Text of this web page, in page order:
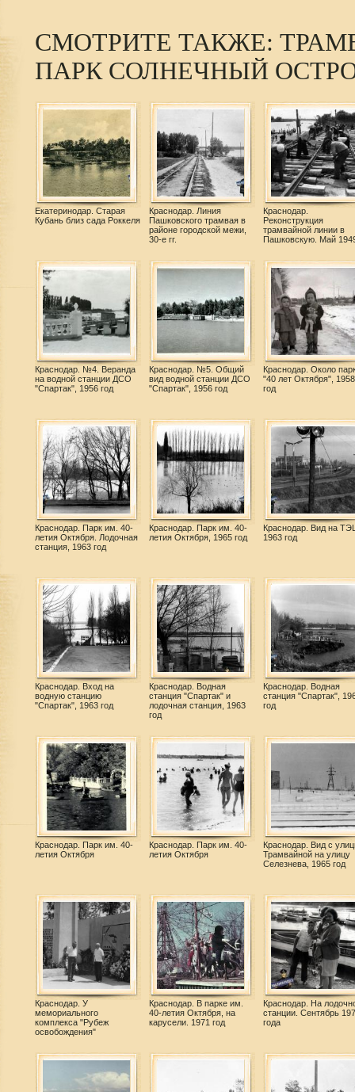
СМОТРИТЕ ТАКЖЕ:
ПАРК СОЛНЕЧНЫЙ
Екатеринодар. Старая
Кубань близ сада Роккеля
Краснодар. Линия
Пашковского трамвая в
районе городской межи,
30-е гг.
Краснодар.
Реконструкция
трамвайной линии в
Пашковскую. Май
Краснодар. №4. Веранда
на водной станции ДСО
"Спартак", 1956 год
Краснодар. №5. Общий
вид водной станции ДСО
"Спартак", 1956 год
Краснодар. Около
"40 лет Октября", 1958
год
Краснодар. Парк им. 40-
летия Октября. Лодочная
станция, 1963 год
Краснодар. Парк им. 40-
летия Октября, 1965 год
Краснодар. Вид на
1963 год
Краснодар. Вход на
водную станцию
"Спартак", 1963 год
Краснодар. Водная
станция "Спартак" и
лодочная станция, 1963
год
Краснодар. Водная
станция "Спартак",
год
Краснодар. Парк им. 40-
летия Октября
Краснодар. Парк им. 40-
летия Октября
Краснодар. Вид с
Трамвайной на улицу
Селезнева, 1965 год
Краснодар. У
мемориального
комплекса "Рубеж
освобождения"
Краснодар. В парке им.
40-летия Октября, на
карусели. 1971 год
Краснодар. На
станции. Сентябрь
года